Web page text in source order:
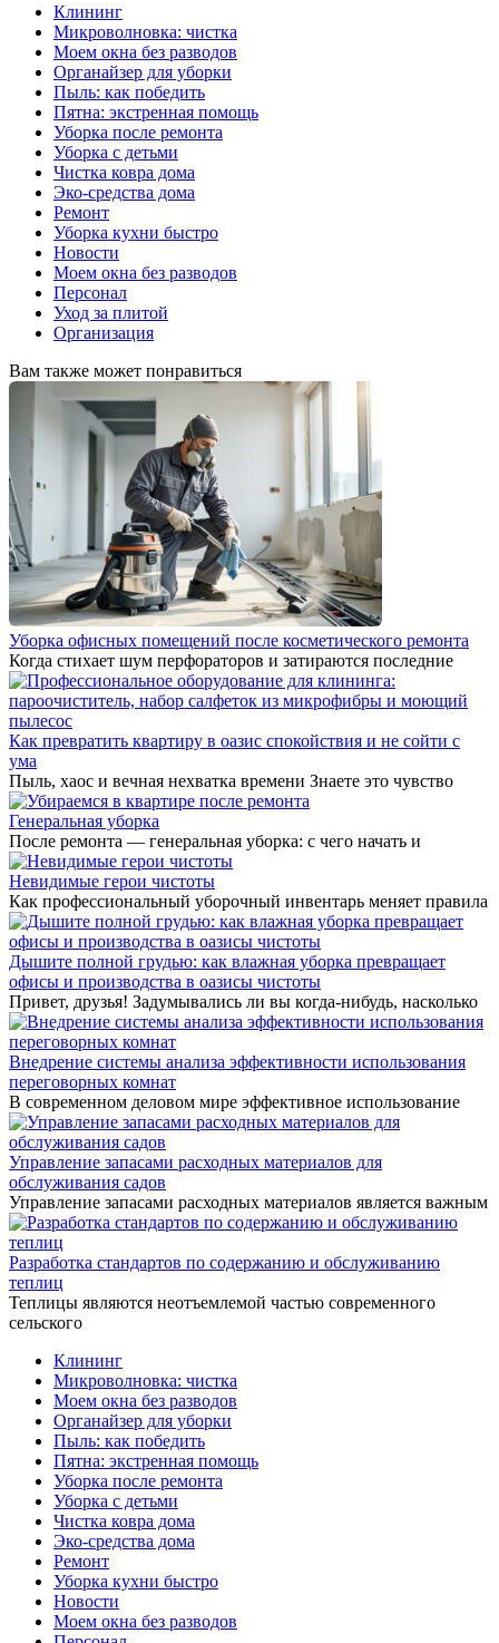
Клининг
Микроволновка: чистка
Моем окна без разводов
Органайзер для уборки
Пыль: как победить
Пятна: экстренная помощь
Уборка после ремонта
Уборка с детьми
Чистка ковра дома
Эко-средства дома
Ремонт
Уборка кухни быстро
Новости
Моем окна без разводов
Персонал
Уход за плитой
Организация
Вам также может понравиться
Уборка офисных помещений после косметического ремонта
Когда стихает шум перфораторов и затираются последние
Как превратить квартиру в оазис спокойствия и не сойти с
ума
Пыль, хаос и вечная нехватка времени Знаете это чувство
Генеральная уборка
После ремонта — генеральная уборка: с чего начать и
Невидимые герои чистоты
Как профессиональный уборочный инвентарь меняет правила
Дышите полной грудью: как влажная уборка превращает
офисы и производства в оазисы чистоты
Привет, друзья! Задумывались ли вы когда-нибудь, насколько
Внедрение системы анализа эффективности использования
переговорных комнат
В современном деловом мире эффективное использование
Управление запасами расходных материалов для
обслуживания садов
Управление запасами расходных материалов является важным
Разработка стандартов по содержанию и обслуживанию
теплиц
Теплицы являются неотъемлемой частью современного
сельского
Клининг
Микроволновка: чистка
Моем окна без разводов
Органайзер для уборки
Пыль: как победить
Пятна: экстренная помощь
Уборка после ремонта
Уборка с детьми
Чистка ковра дома
Эко-средства дома
Ремонт
Уборка кухни быстро
Новости
Моем окна без разводов